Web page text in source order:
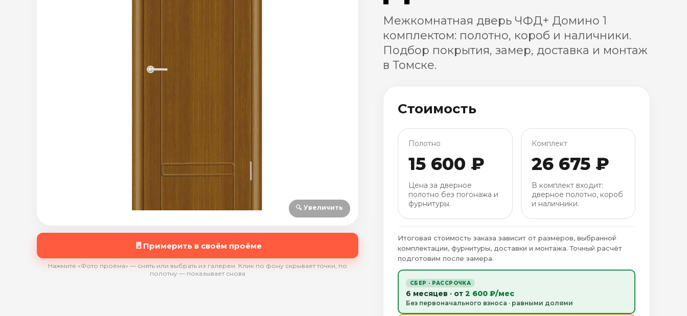
🔍 Увеличить
🚪 Примерить в своём проёме
Нажмите «Фото проёма» — снять или выбрать из галереи. Клик по фону скрывает точки, по
полотну — показывает снова
Межкомнатная дверь ЧФД+ Домино 1
комплектом: полотно, короб и наличники.
Подбор покрытия, замер, доставка и монтаж
в Томске.
Стоимость
Полотно
15 600 ₽
Цена за дверное
полотно без погонажа и
фурнитуры.
Комплект
26 675 ₽
В комплект входит:
дверное полотно, короб
и наличники.
Итоговая стоимость заказа зависит от размеров, выбранной
комплектации, фурнитуры, доставки и монтажа. Точный расчёт
подготовим после замера.
СБЕР · РАССРОЧКА
6 месяцев · от 2 600 ₽/мес
Без первоначального взноса · равными долями